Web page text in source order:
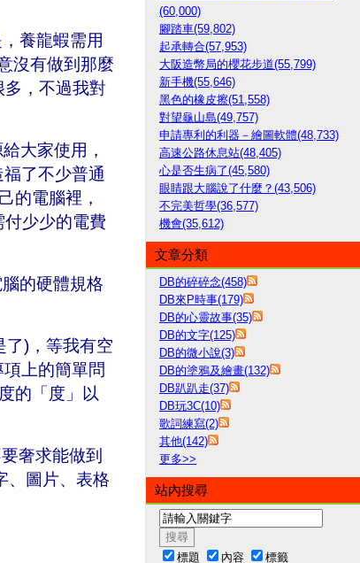
養龍蝦需用
沒有做到那麼
，不過我對
大家使用，
了不少普通
的電腦裡，
少少的電費
腦的硬體規格
)，等我有空
上的簡單問
的 「 度」
以
奢求能做到
、圖片、表格
(60,000)
腳踏車(59,802)
起承轉合(57,953)
大阪造幣局的櫻花步道(55,799)
新手機(55,646)
黑色的橡皮擦(51,558)
對望龜山島(49,757)
申請專利的利器－繪圖軟體(48,733)
高速公路休息站(48,405)
心是否生病了(45,580)
眼睛跟大腦說了什麼？(43,506)
不完美哲學(36,577)
機會(35,612)
文章分類
DB的碎碎念(458)
DB來P時事(179)
DB的心靈故事(35)
DB的文字(125)
DB的微小說(3)
DB的塗鴉及繪畫(132)
DB趴趴走(37)
DB玩3C(10)
歌詞練寫(2)
其他(142)
更多>>
站內搜尋
標題 內容 標籤